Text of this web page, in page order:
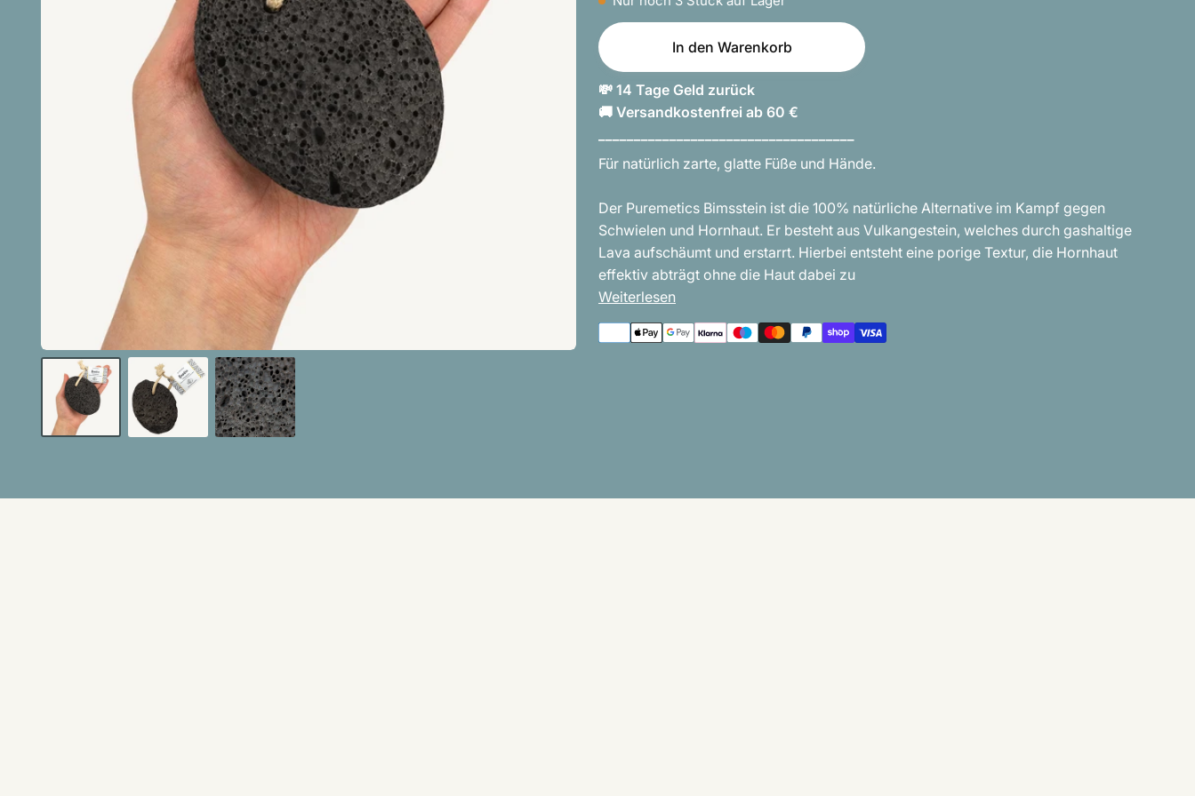
In den Warenkorb
💸 14 Tage Geld zurück
🚚 Versandkostenfrei ab 60 €
Für natürlich zarte, glatte Füße und Hände.
Der Puremetics Bimsstein ist die 100% natürliche Alternative im Kampf gegen
Schwielen und Hornhaut. Er besteht aus Vulkangestein, welches durch gashaltige
Lava aufschäumt und erstarrt. Hierbei entsteht eine porige Textur, die Hornhaut
effektiv abträgt ohne die Haut dabei zu
Weiterlesen